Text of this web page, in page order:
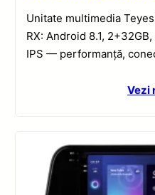
Unitate multimedia
RX: Android 8.1,
IPS — performanță,
Vezi